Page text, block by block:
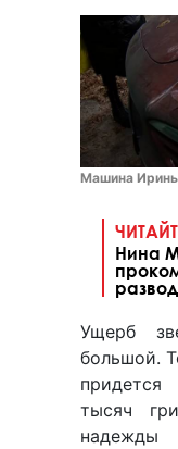
Машина
Нина
Ущерб
большой.
тысяч